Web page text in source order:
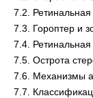
7.2.
7.3. Гороптер и
7.4.
7.5. Острота
7.6. Механизмы
7.7.